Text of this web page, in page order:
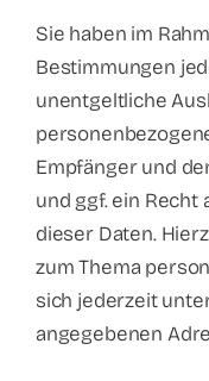
Sie haben im
Bestimmungen
unentgeltliche
Empfänger und
und ggf. ein
dieser Daten.
zum Thema
sich jederzeit
angegebenen